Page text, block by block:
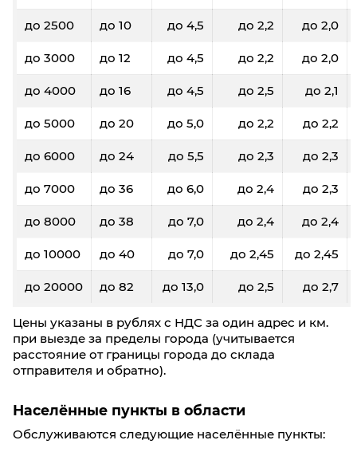
до 2500 до 10 до 4,5 до 2,2 до 2,0
до 3000 до 12 до 4,5 до 2,2 до 2,0
до 4000 до 16 до 4,5 до 2,5 до 2,1
до 5000 до 20 до 5,0 до 2,2 до 2,2
до 6000 до 24 до 5,5 до 2,3 до 2,3
до 7000 до 36 до 6,0 до 2,4 до 2,3
до 8000 до 38 до 7,0 до 2,4 до 2,4
до 10000 до 40 до 7,0 до 2,45 до 2,45
до 20000 до 82 до 13,0 до 2,5 до 2,7
Цены указаны в рублях с НДС за один адрес и км.
при выезде за пределы города (учитывается
расстояние от границы города до склада
отправителя и обратно).
Населённые пункты в области
Обслуживаются следующие населённые пункты: